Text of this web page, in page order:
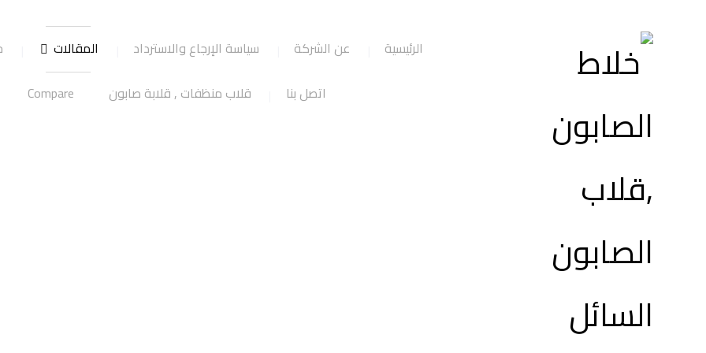
الرئيسية عن الشركة سياسة الإرجاع والاسترداد المقالات
اتصل بنا
قلاب منظفات , قلابة صابون Compare